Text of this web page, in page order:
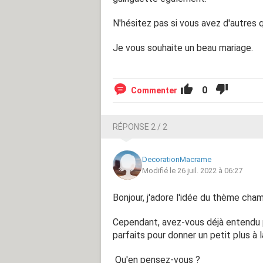
Du coup je me disais qu'il fallait
fleur et les hommes un nœud
N'hésitez pas si vous avez d'autres
Je vous souhaite un beau mariage.
Commenter 0
RÉPONSE 2 / 2
DecorationMacrame
Modifié le 26 juil. 2022 à 06:27
Bonjour, j'adore l'idée du thème
Cependant, avez-vous déjà
parfaits pour donner un petit plus à
Qu'en pensez-vous ?